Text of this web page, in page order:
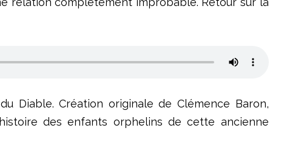
Diable. Création originale de Clémence Baron,
des enfants orphelins de cette ancienne